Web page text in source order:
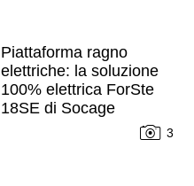
Piattaforma ragno
elettriche: la soluzione
100% elettrica ForSte
18SE di Socage
3